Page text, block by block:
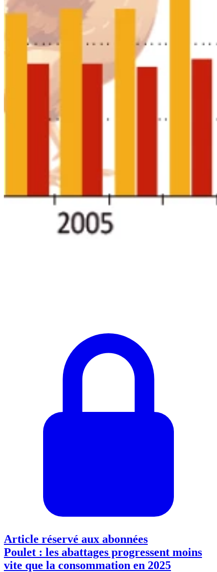
Article réservé aux abonnées
Poulet : les abattages progressent moins
vite que la consommation en 2025